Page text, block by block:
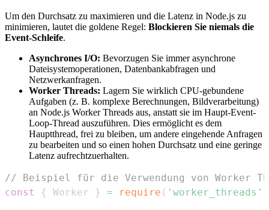
Um den Durchsatz zu maximieren und die Latenz in Node.js zu
minimieren, lautet die goldene Regel: Blockieren Sie niemals die
Event-Schleife.
Asynchrones I/O: Bevorzugen Sie immer asynchrone
Dateisystemoperationen, Datenbankabfragen und
Netzwerkanfragen.
Worker Threads: Lagern Sie wirklich CPU-gebundene
Aufgaben (z. B. komplexe Berechnungen, Bildverarbeitung)
an Node.js Worker Threads aus, anstatt sie im Haupt-Event-
Loop-Thread auszuführen. Dies ermöglicht es dem
Hauptthread, frei zu bleiben, um andere eingehende Anfragen
zu bearbeiten und so einen hohen Durchsatz und eine geringe
Latenz aufrechtzuerhalten.
// Beispiel für die Verwendung von Worker
const
{ Worker } = require ( 'worker_threads'